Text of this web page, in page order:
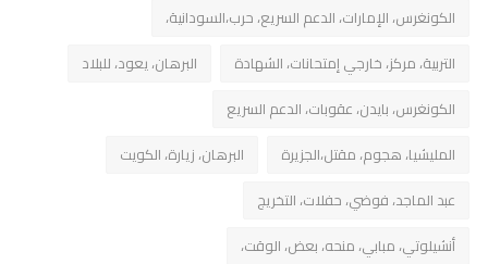
الكونغرس، الإمارات، الدعم السريع، حرب،السودانية،
التربية، مركز، خارجي إمتحانات، الشهادة
البرهان، يعود، للبلاد
الكونغرس، بايدن، عقوبات، الدعم السريع
المليشيا، هجوم، مقتل،الجزيرة
البرهان، زيارة، الكويت
عبد الماجد، فوضي، حفلات، التخريج
أنشيلوتي، مبابي، منحه، بعض، الوقت،